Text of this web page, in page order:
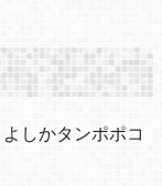
しかタンポポコ